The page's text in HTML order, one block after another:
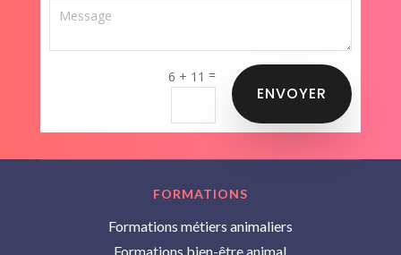
6 + 11 =
ENVOYER
FORMATIONS
Formations métiers animaliers
Formations bien-être animal